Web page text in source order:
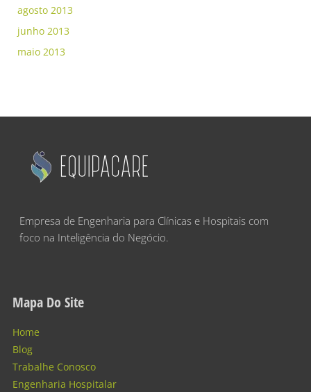
agosto 2013
junho 2013
maio 2013
Empresa de Engenharia para Clínicas e Hospitais com
foco na Inteligência do Negócio.
Mapa Do Site
Home
Blog
Trabalhe Conosco
Engenharia Hospitalar